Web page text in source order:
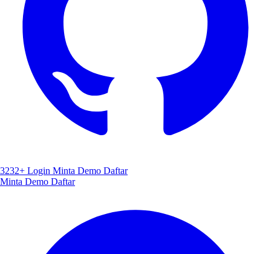
3232+ Login Minta Demo Daftar
Minta Demo Daftar